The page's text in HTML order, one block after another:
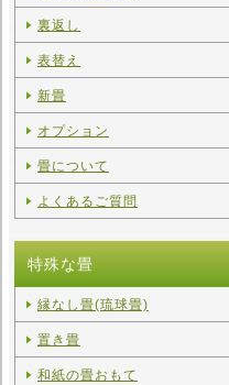
裏返し
表替え
新畳
オプション
畳について
よくあるご質問
特殊な畳
縁なし畳(琉球畳)
置き畳
和紙の畳おもて